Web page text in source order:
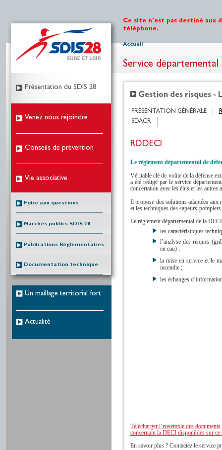
Présentation du SDIS 28
Venez nous rejoindre
Conseils de prévention
Vie associative
Foire aux questions
Marchés publics SDIS 28
Publications Réglementaires
Documentation technique
Un maillage territorial fort
Actualité
Ce site n'est pas destiné aux
téléphone.
Accueil
Service
Gestion des risques -
PRÉSENTATION GÉNÉRALE
SDACR
RDDECI
Le règlement départemental de
Véritable clé de voûte de la défense
a été rédigé par le service
concertation avec les élus et les autres
Il propose des solutions adaptées aux
et les techniques des sapeurs-
Le règlement départemental de la
les caractéristiques
l’analyse des risques
en eau) ;
la mise en service et le
incendie ;
les échanges
Télécharger l’ensemble des documents
concernant la DECI disponibles sur ce
En savoir plus ? Contactez le service